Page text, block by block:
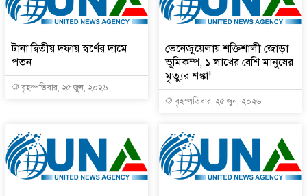
টানা দ্বিতীয় দফায় স্বর্ণের দামে
পতন
বৃহস্পতিবার, ২৫ জুন, ২০২৬
ভেনেজুয়েলায় শক্তিশালী জোড়া
ভূমিকম্প, ১ লাখের বেশি মানুষের
মৃত্যুর শঙ্কা!
বৃহস্পতিবার, ২৫ জুন, ২০২৬